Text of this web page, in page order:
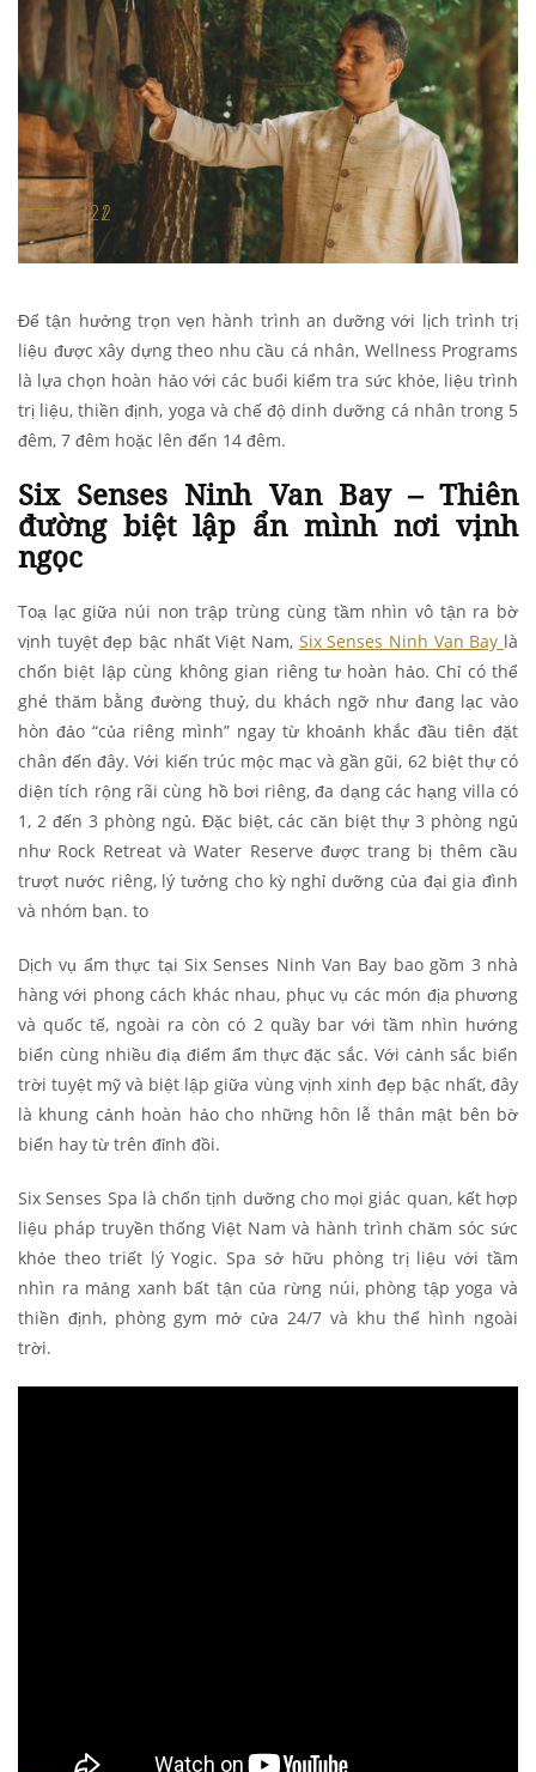
Để tận hưởng trọn vẹn hành trình an dưỡng với lịch trình trị
liệu được xây dựng theo nhu cầu cá nhân, Wellness Programs
là lựa chọn hoàn hảo với các buổi kiểm tra sức khỏe, liệu trình
trị liệu, thiền định, yoga và chế độ dinh dưỡng cá nhân trong 5
đêm, 7 đêm hoặc lên đến 14 đêm.
Six Senses Ninh Van Bay – Thiên
đường biệt lập ẩn mình nơi vịnh
ngọc
Toạ lạc giữa núi non trập trùng cùng tầm nhìn vô tận ra bờ
vịnh tuyệt đẹp bậc nhất Việt Nam, Six Senses Ninh Van Bay là
chốn biệt lập cùng không gian riêng tư hoàn hảo. Chỉ có thể
ghé thăm bằng đường thuỷ, du khách ngỡ như đang lạc vào
hòn đảo “của riêng mình” ngay từ khoảnh khắc đầu tiên đặt
chân đến đây. Với kiến trúc mộc mạc và gần gũi, 62 biệt thự có
diện tích rộng rãi cùng hồ bơi riêng, đa dạng các hạng villa có
1, 2 đến 3 phòng ngủ. Đặc biệt, các căn biệt thự 3 phòng ngủ
như Rock Retreat và Water Reserve được trang bị thêm cầu
trượt nước riêng, lý tưởng cho kỳ nghỉ dưỡng của đại gia đình
và nhóm bạn. to
Dịch vụ ẩm thực tại Six Senses Ninh Van Bay bao gồm 3 nhà
hàng với phong cách khác nhau, phục vụ các món địa phương
và quốc tế, ngoài ra còn có 2 quầy bar với tầm nhìn hướng
biển cùng nhiều điạ điểm ẩm thực đặc sắc. Với cảnh sắc biển
trời tuyệt mỹ và biệt lập giữa vùng vịnh xinh đẹp bậc nhất, đây
là khung cảnh hoàn hảo cho những hôn lễ thân mật bên bờ
biển hay từ trên đỉnh đồi.
Six Senses Spa là chốn tịnh dưỡng cho mọi giác quan, kết hợp
liệu pháp truyền thống Việt Nam và hành trình chăm sóc sức
khỏe theo triết lý Yogic. Spa sở hữu phòng trị liệu với tầm
nhìn ra mảng xanh bất tận của rừng núi, phòng tập yoga và
thiền định, phòng gym mở cửa 24/7 và khu thể hình ngoài
trời.